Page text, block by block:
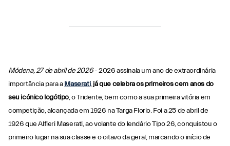
Módena, 27 de abril de 2026- 2026 assinala um ano de extraordinária
importância para aMaserati,já que celebra os primeiros cem anos do
seu icónico logótipo, o Tridente, bem como a sua primeira vitória em
competição, alcançada em 1926 na Targa Florio. Foi a 25 de abril de
1926 que Alfieri Maserati, ao volante do lendário Tipo 26, conquistou o
primeiro lugar na sua classe e o oitavo da geral, marcando o início de